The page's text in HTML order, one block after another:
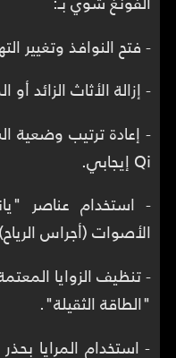
- فتح النوافذ وتغيير
- إزالة الأثاث الزائد
- إعادة ترتيب وضعية
Qi إيجابي.
- استخدام عناصر
الأصوات (أجراس
- تنظيف الزوايا
"الطاقة الثقيلة".